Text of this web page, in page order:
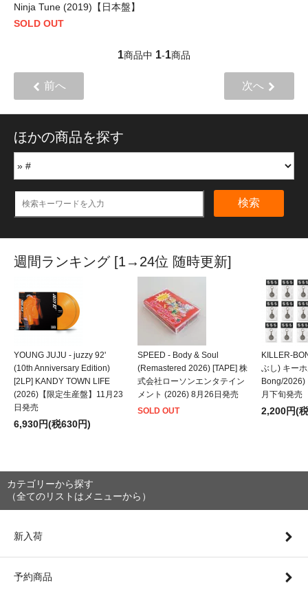
Ninja Tune (2019)【日本盤】
SOLD OUT
1商品中 1-1商品
前へ 次へ
ほかの商品を探す
検索
週間ランキング [1→24位 随時更新]
YOUNG JUJU - juzzy 92'
(10th Anniversary Edition)
[2LP] KANDY TOWN LIFE
(2026)【限定生産盤】11月23
日発売
6,930円(税630円)
SPEED - Body & Soul
(Remastered 2026) [TAPE] 株
式会社ローソンエンタテイン
メント (2026) 8月26日発売
SOLD OUT
KILLER-
ぶし) キー
Bong/2026)
月下旬発売
2,200円(
カテゴリーから探す
（全てのリストはメニューから）
新入荷
予約商品